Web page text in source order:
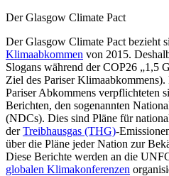
Der Glasgow Climate Pact
Der Glasgow Climate Pact bezieht
Klimaabkommen von 2015.
Slogans während der COP26 „1,5
Ziel des Pariser
Pariser Abkommens verpflichteten
Berichten, den sogenannten
(NDCs). Dies sind Pläne für
derTreibhausgas (THG)-
über die Pläne jeder Nation zur
Diese Berichte werden an die
globalen Klimakonferenzen